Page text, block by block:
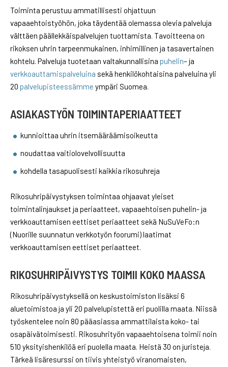
Toiminta perustuu ammatillisesti ohjattuun
vapaaehtoistyöhön, joka täydentää olemassa olevia palveluja
välttäen päällekkäispalvelujen tuottamista. Tavoitteena on
rikoksen uhrin tarpeenmukainen, inhimillinen ja tasavertainen
kohtelu. Palveluja tuotetaan valtakunnallisina puhelin– ja
verkkoauttamispalveluina sekä henkilökohtaisina palveluina yli
20 palvelupisteessämme ympäri Suomea.
ASIAKASTYÖN TOIMINTAPERIAATTEET
kunnioittaa uhrin itsemääräämisoikeutta
noudattaa vaitiolovelvollisuutta
kohdella tasapuolisesti kaikkia rikosuhreja
Rikosuhripäivystyksen toimintaa ohjaavat yleiset
toimintalinjaukset ja periaatteet, vapaaehtoisen puhelin- ja
verkkoauttamisen eettiset periaatteet sekä NuSuVeFo:n
(Nuorille suunnatun verkkotyön foorumi) laatimat
verkkoauttamisen eettiset periaatteet.
RIKOSUHRIPÄIVYSTYS TOIMII KOKO MAASSA
Rikosuhripäivystyksellä on keskustoimiston lisäksi 6
aluetoimistoa ja yli 20 palvelupistettä eri puolilla maata. Niissä
työskentelee noin 80 pääasiassa ammattilaista koko- tai
osapäivätoimisesti. Rikosuhrityön vapaaehtoisena toimii noin
510 yksityishenkilöä eri puolella maata. Heistä 30 on juristeja.
Tärkeä lisäresurssi on tiivis yhteistyö viranomaisten,